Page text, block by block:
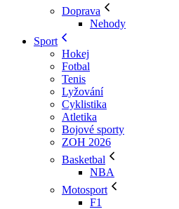
Doprava
Nehody
Sport
Hokej
Fotbal
Tenis
Lyžování
Cyklistika
Atletika
Bojové sporty
ZOH 2026
Basketbal
NBA
Motosport
F1